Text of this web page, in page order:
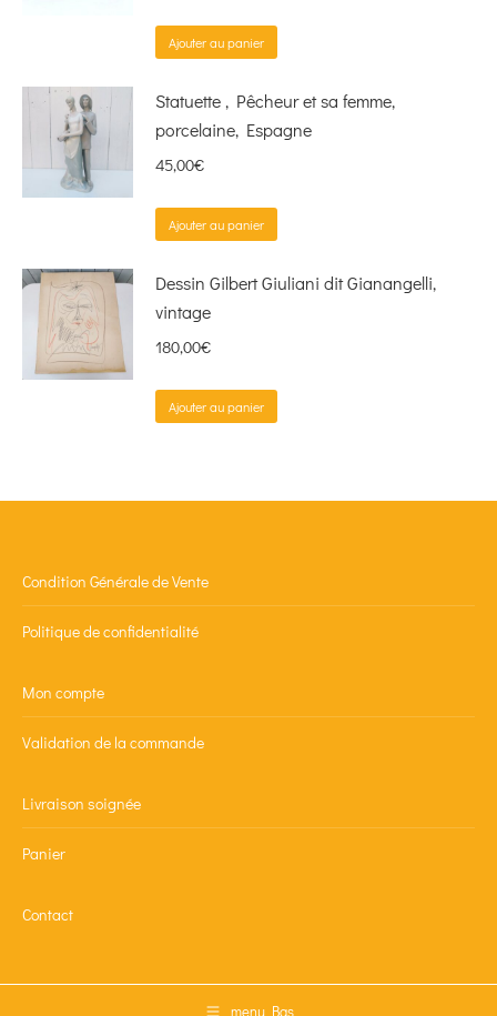
Ajouter au panier
Statuette , Pêcheur et sa femme,
porcelaine, Espagne
45,00€
Ajouter au panier
Dessin Gilbert Giuliani dit Gianangelli,
vintage
180,00€
Ajouter au panier
Condition Générale de Vente
Politique de confidentialité
Mon compte
Validation de la commande
Livraison soignée
Panier
Contact
menu Bas